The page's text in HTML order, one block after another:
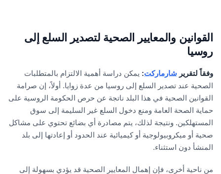
القوانين والمعايير الصحية لتصدير السلع إلى
روسيا
وفقاً لتقرير شارماركت: يمكن دراسة أهمية الالتزام بالمتطلبات
الصحية عند تصدير السلع إلى روسيا من عدة زوايا. أولاً، إن صرامة
القوانين الصحية في هذا البلد ناتجة عن حرص الحكومة الروسية على
حماية الصحة العامة ومنع دخول السلع غير السليمة إلى سوق
المستهلكين. ونتيجة لذلك، يتم مصادرة أي بضائع تحتوي على مشاكل
صحية أو ميكروبيولوجية أو كيميائية عند الحدود أو إعادتها إلى بلد
المنشأ دون استثناء.
من ناحية أخرى، فإن إهمال المعايير الصحية قد يؤدي بسهولة إلى